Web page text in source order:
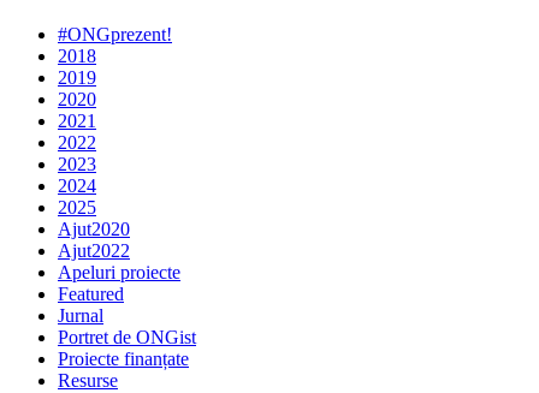
#ONGprezent!
2018
2019
2020
2021
2022
2023
2024
2025
Ajut2020
Ajut2022
Apeluri proiecte
Featured
Jurnal
Portret de ONGist
Proiecte finanțate
Resurse